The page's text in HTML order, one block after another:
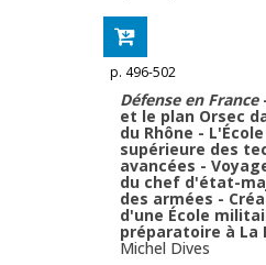
p. 496-502
Défense en France
et le plan Orsec
du Rhône -
supérieure des
avancées -
du chef d'état-
des armées -
d'une École
préparatoire à La
Michel Dives